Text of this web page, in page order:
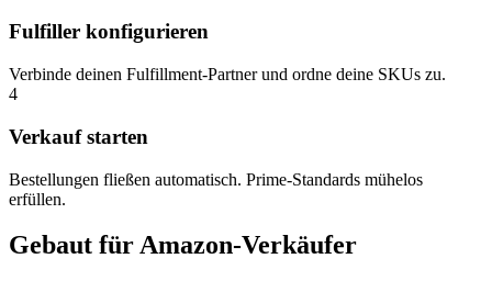
Fulfiller konfigurieren
Verbinde deinen Fulfillment-Partner und ordne deine SKUs zu.
4
Verkauf starten
Bestellungen fließen automatisch. Prime-Standards mühelos
erfüllen.
Gebaut für Amazon-Verkäufer